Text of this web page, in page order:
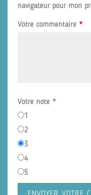
navigateur pour mon
Votre commentaire *
Votre note *
1
2
3
4
5